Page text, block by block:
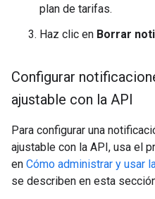
plan de tarifas.
Haz clic en Borrar
Configurar
ajustable con la API
Para configurar una
ajustable con la API, usa el
en Cómo administrar y usar
se describen en esta